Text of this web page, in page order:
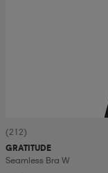
(212)
GRATITUDE
Seamless Bra W